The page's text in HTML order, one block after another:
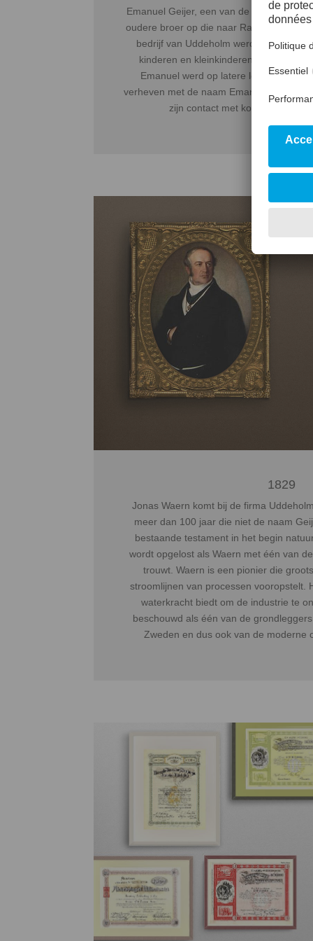
Emanuel Geijer, een van de jongere
oudere broer op die naar Ransäter was
bedrijf van Uddeholm werd tot 1829
kinderen en kleinkinderen van de
Emanuel werd op latere leeftijd in de
verheven met de naam Emanuel af
zijn contact met koning Gustav
1829
Jonas Waern komt bij de firma
meer dan 100 jaar die niet de naam
bestaande testament in het begin
wordt opgelost als Waern met één van
trouwt. Waern is een pionier die
stroomlijnen van processen vooropstelt.
waterkracht biedt om de industrie te
beschouwd als één van de
Zweden en dus ook van de moderne